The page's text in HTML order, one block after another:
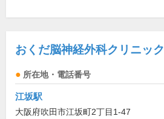
おくだ脳神経外科クリニック
所在地・電話番号
江坂駅
大阪府吹田市江坂町2丁目1-47